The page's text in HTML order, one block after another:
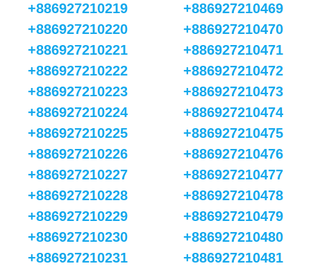
+886927210219
+886927210220
+886927210221
+886927210222
+886927210223
+886927210224
+886927210225
+886927210226
+886927210227
+886927210228
+886927210229
+886927210230
+886927210231
+886927210469
+886927210470
+886927210471
+886927210472
+886927210473
+886927210474
+886927210475
+886927210476
+886927210477
+886927210478
+886927210479
+886927210480
+886927210481